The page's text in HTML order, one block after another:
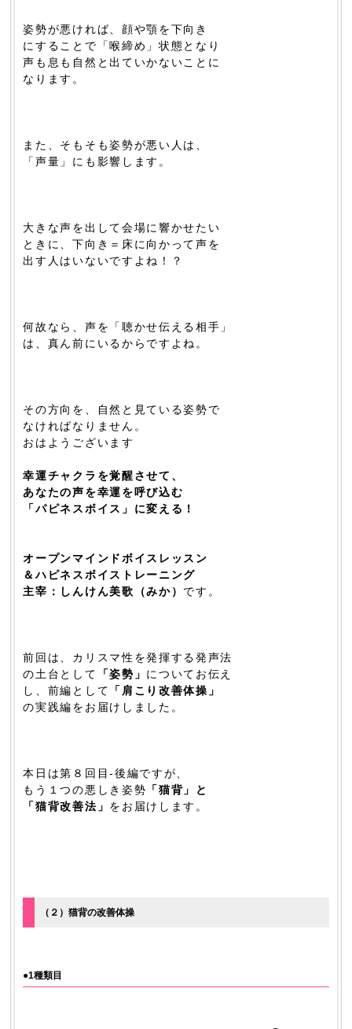
姿勢が悪ければ、顔や顎を下向き
にすることで「喉締め」状態となり
声も息も自然と出ていかないことに
なります。
また、そもそも姿勢が悪い人は、
「声量」にも影響します。
大きな声を出して会場に響かせたい
ときに、下向き＝床に向かって声を
出す人はいないですよね！？
何故なら、声を「聴かせ伝える相手」
は、真ん前にいるからですよね。
その方向を、自然と見ている姿勢で
なければなりません。
おはようございます
幸運チャクラを覚醒させて、
あなたの声を幸運を呼び込む
「パピネスボイス」に変える！
オープンマインドボイスレッスン
＆ハピネスボイストレーニング
主宰：しんけん美歌（みか） です。
前回は、カリスマ性を発揮する発声法
の土台として
「姿勢」 についてお伝え
し、前編として
「肩こり改善体操」
の実践編をお届けしました。
本日は第８回目-後編ですが、
もう１つの悪しき姿勢 「猫背」と
「猫背改善法」 をお届けします。
（２）猫背の改善体操
●1種類目